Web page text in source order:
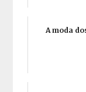
A moda